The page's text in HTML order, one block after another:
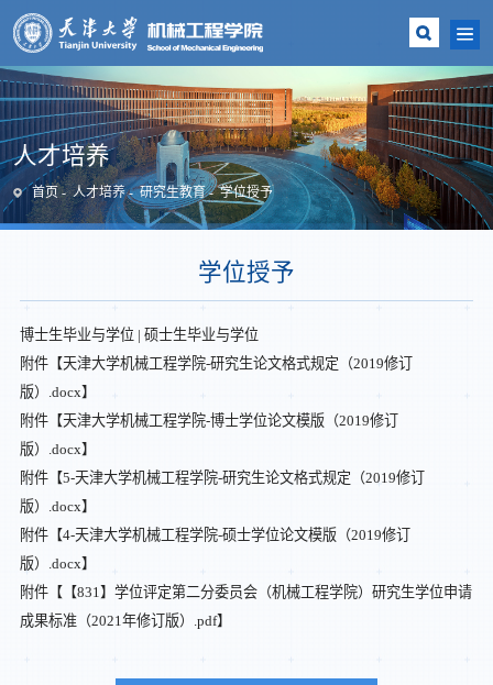
人才培养
首页 人才培养 研究生教育 学位授予
学位授予
博士生毕业与学位 | 硕士生毕业与学位
附件【天津大学机械工程学院-研究生论文格式规定（2019修订
版）.docx】
附件【天津大学机械工程学院-博士学位论文模版（2019修订
版）.docx】
附件【5-天津大学机械工程学院-研究生论文格式规定（2019修订
版）.docx】
附件【4-天津大学机械工程学院-硕士学位论文模版（2019修订
版）.docx】
附件【 【831】学位评定第二分委员会（机械工程学院）研究生学位申请
成果标准（2021年修订版）.pdf】